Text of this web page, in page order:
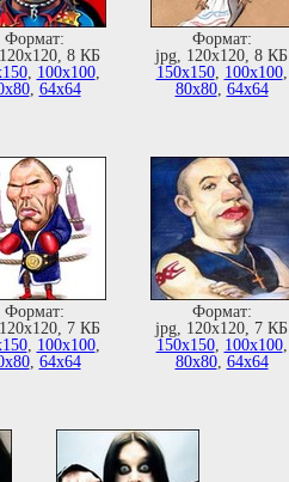
Формат:
8 КБ
, 100х100,
, 64х64
Формат:
jpg, 120х120, 8 КБ
150х150, 100х100,
80х80, 64х64
Формат:
7 КБ
, 100х100,
, 64х64
Формат:
jpg, 120х120, 7 КБ
150х150, 100х100,
80х80, 64х64